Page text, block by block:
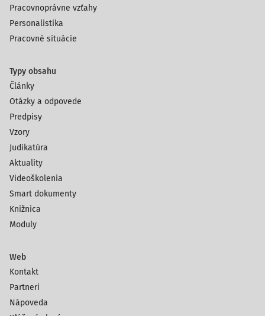
Pracovnoprávne vzťahy
Personalistika
Pracovné situácie
Typy obsahu
Články
Otázky a odpovede
Predpisy
Vzory
Judikatúra
Aktuality
Videoškolenia
Smart dokumenty
Knižnica
Moduly
Web
Kontakt
Partneri
Nápoveda